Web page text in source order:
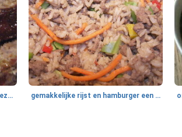
smakelijke parmesan popovers (gezonder!) gemakkelijke rijst en hamburger een gerecht diner